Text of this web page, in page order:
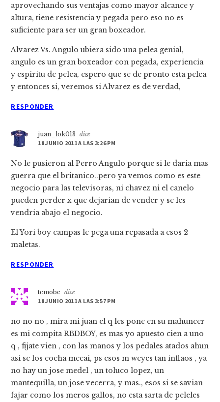
aprovechando sus ventajas como mayor alcance y
altura, tiene resistencia y pegada pero eso no es
suficiente para ser un gran boxeador.
Alvarez Vs. Angulo ubiera sido una pelea genial,
angulo es un gran boxeador con pegada, experiencia
y espiritu de pelea, espero que se de pronto esta pelea
y entonces si, veremos si Alvarez es de verdad,
RESPONDER
juan_lok013
dice
18 JUNIO 2011 A LAS 3:26 PM
No le pusieron al Perro Angulo porque si le daria mas
guerra que el britanico..pero ya vemos como es este
negocio para las televisoras, ni chavez ni el canelo
pueden perder x que dejarian de vender y se les
vendria abajo el negocio.
El Yori boy campas le pega una repasada a esos 2
maletas.
RESPONDER
temobe
dice
18 JUNIO 2011 A LAS 3:57 PM
no no no , mira mi juan el q les pone en su mahuncer
es mi compita RBDBOY, es mas yo apuesto cien a uno
q , fijate vien , con las manos y los pedales atados ahun
asi se los cocha mecai, ps esos m weyes tan inflaos , ya
no hay un jose medel , un toluco lopez, un
mantequilla, un jose vecerra, y mas., esos si se savian
fajar como los meros gallos, no esta sarta de peleles